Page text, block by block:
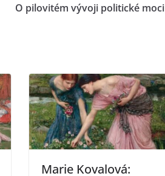
O pilovitém vývoji politické moci
Marie Kovalová: